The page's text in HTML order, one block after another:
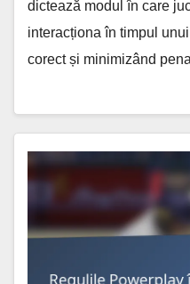
dictează modul în care
interacționa în timpul
corect și minimizând